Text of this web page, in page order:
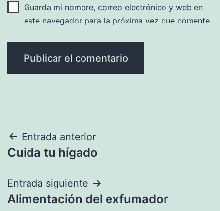
Guarda mi nombre, correo electrónico y web en
este navegador para la próxima vez que comente.
Navegación
de
entradas
Entrada anterior
Cuida tu hígado
Entrada siguiente
Alimentación del exfumador